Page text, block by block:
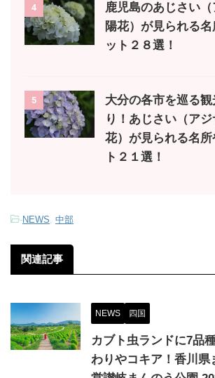
4
鹿児島のあじさい
陽花）が見られる
ット２８選！
5
大分の各市を巡る
り！あじさい（ア
花）が見られる名
ト２１選！
-NEWS, 中部
関連記事
NEWS 四国
カブト虫ランドに7品
わりやコキア！香川県